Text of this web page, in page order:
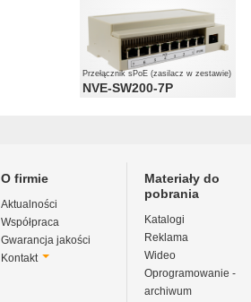
Przełącznik sPoE (zasilacz w zestawie)
NVE-SW200-7P
O firmie
Aktualności
Współpraca
Gwarancja jakości
Kontakt
Materiały do
pobrania
Katalogi
Reklama
Wideo
Oprogramowanie -
archiwum